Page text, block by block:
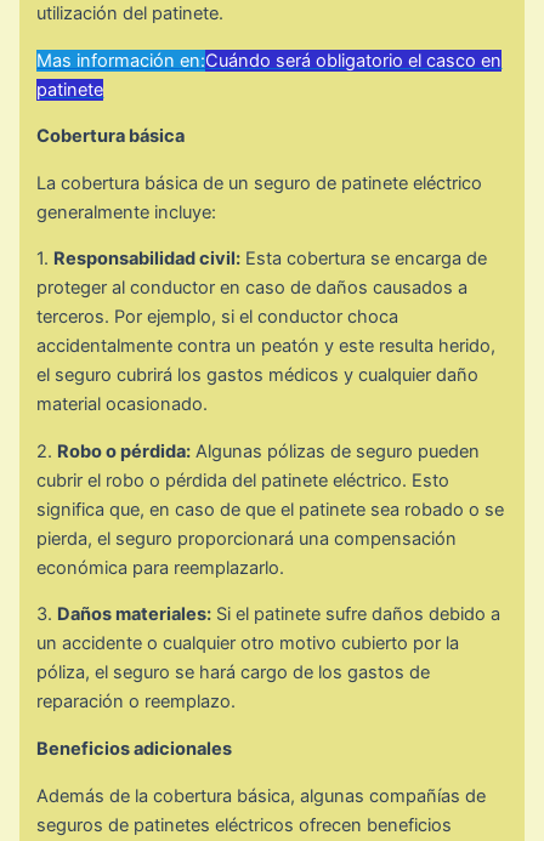
utilización del patinete.
Mas información en:Cuándo será obligatorio el casco en
patinete
Cobertura básica
La cobertura básica de un seguro de patinete eléctrico
generalmente incluye:
1. Responsabilidad civil: Esta cobertura se encarga de
proteger al conductor en caso de daños causados a
terceros. Por ejemplo, si el conductor choca
accidentalmente contra un peatón y este resulta herido,
el seguro cubrirá los gastos médicos y cualquier daño
material ocasionado.
2. Robo o pérdida: Algunas pólizas de seguro pueden
cubrir el robo o pérdida del patinete eléctrico. Esto
significa que, en caso de que el patinete sea robado o se
pierda, el seguro proporcionará una compensación
económica para reemplazarlo.
3. Daños materiales: Si el patinete sufre daños debido a
un accidente o cualquier otro motivo cubierto por la
póliza, el seguro se hará cargo de los gastos de
reparación o reemplazo.
Beneficios adicionales
Además de la cobertura básica, algunas compañías de
seguros de patinetes eléctricos ofrecen beneficios